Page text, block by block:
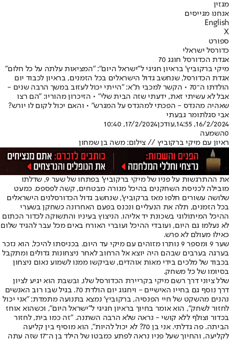
מגזין
אנחנו מגייסים
English
X
ספורט
כדורסל ישראלי
אגדת הכדורסל חוגג 70
מיקי ברקוביץ' בראיון חגיגי ל"ישראל היום": "המציאות עלתה על כל חלום"
אגדת הכדורסל, שנחשב גדול הישראלים בכל הזמנים, בראיון לכבוד יום
הולדתו ה־70 • הקשר למכבי ת"א: "הייתי יכול לעזוב במשך הרבה שנים -
אבל לא עשיתי זאת, ידעתי שזה הבית שלי" • הזיכרון מהוריו: "הם רצו
שאהיה מהנדס - הפכתי למהנדס על המגרש" • והאם יכול לקום לו יורש?
אבי סגלתומר גבעתי
16/2/2024, 14:55
,עודכן17/2/2024, 10:40
0השמעה
ראיון עם מיקי ברקוביץ // צילום: משה בן שמחון
את ההתרגשות על פניו של מיקי ברקוביץ' בפתחו של שער 9, שדלתו
מובילה לכניסת השחקנים בהיכל מנורה מבטחים, קשה לפספס. כמעט
שלושה עשורים חלפו מאז ברקוביץ', שנחשב גדול הכדורסלנים הישראלים
בכל הזמנים, תלה את הנעליים ונכנס בפעם האחרונה כשחקן בשערי
ההיכל המיתולוגי בשכונת יד אליהו. הניצוץ בעיניו והתשוקה לכדור הכתום
לא נעלמו גם היום, ועובדי ההיכל ועוברי האורח באים מכל עבר להגיד שלום
כאילו מעולם לא פרש.
שער 9 ומספר 9 נותרו מזוהים עם מיקי עד היום. בכניסתו להיכל, הוא נזכר
בערגה בערבים שבהם היה יוצא אל הרחוב לאחר ניצחונות גדולים ומתקבל
בכבוד של מלכים בידי מאות אוהדים, שביקשו ממנו לשמוע נאום ניצחון
בסיומו של כל משחק.
שלל ציוני דרך רשם מיקי בקריירת הכדורסל שלו, ובשבת הוא יגיע לציון
דרך נוסף גם בחייו האישיים - ויחגוג יום הולדת 70. בגיל שבו רוב האנשים
נהנים מהשקט של חיי הפנסיה, ברקוביץ' נמצא בתנועה מתמדת: "אני יכול
לחזור לשחק", הוא אומר בחיוך בראיון חגיגי ל"ישראל היום", וכשהוא אוחז
בכדור וצולף ללא קושי - נראה שלא הרבה השתנה. "זה כמו בית, לחזור
הביתה. פה גדלתי. אני בן 70? לא יכול להיות", הוא מוסיף בין קליעה
לקליעה, והחיוך שעל פניו נראה לפתע כמבטו של הילד בן ה־17 שזה עתה